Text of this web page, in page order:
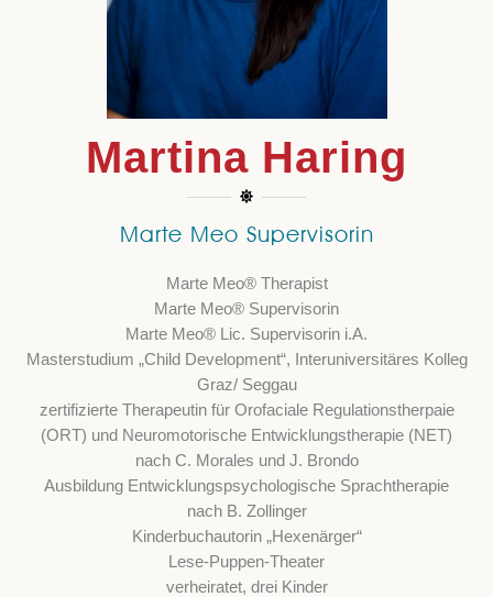
Martina Haring
Marte Meo Supervisorin
Marte Meo® Therapist
Marte Meo® Supervisorin
Marte Meo® Lic. Supervisorin i.A.
Masterstudium „Child Development“, Interuniversitäres Kolleg
Graz/ Seggau
zertifizierte Therapeutin für Orofaciale Regulationstherpaie
(ORT) und Neuromotorische Entwicklungstherapie (NET)
nach C. Morales und J. Brondo
Ausbildung Entwicklungspsychologische Sprachtherapie
nach B. Zollinger
Kinderbuchautorin „Hexenärger“
Lese-Puppen-Theater
verheiratet, drei Kinder